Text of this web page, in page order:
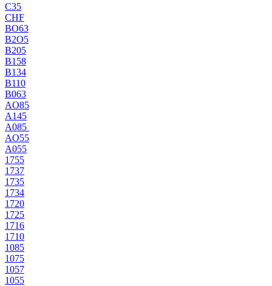
C35
CHF
BO63
B2O5
B205
B158
B134
B110
B063
AO85
A145
A085
AO55
A055
1755
1737
1735
1734
1720
1725
1716
1710
1085
1075
1057
1055